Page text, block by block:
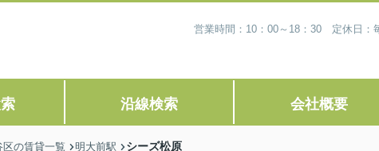
営業時間：10：00～18：30 定休日：
沿線検索 会社概要
区の賃貸一覧 明大前駅 シーズ松原